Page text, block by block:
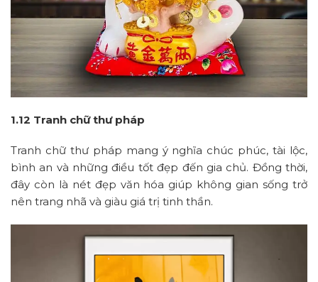
1.12 Tranh chữ thư pháp
Tranh chữ thư pháp mang ý nghĩa chúc phúc, tài lộc,
bình an và những điều tốt đẹp đến gia chủ. Đồng thời,
đây còn là nét đẹp văn hóa giúp không gian sống trở
nên trang nhã và giàu giá trị tinh thần.